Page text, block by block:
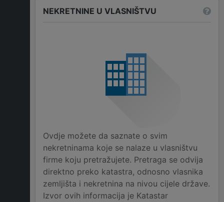
NEKRETNINE U VLASNIŠTVU
Ovdje možete da saznate o svim
nekretninama koje se nalaze u vlasništvu
firme koju pretražujete. Pretraga se odvija
direktno preko katastra, odnosno vlasnika
zemljišta i nekretnina na nivou cijele države.
Izvor ovih informacija je Katastar